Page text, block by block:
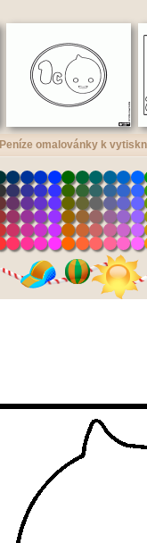
Peníze omalovánky k